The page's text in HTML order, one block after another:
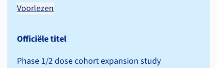
Voorlezen
Officiële titel
Phase 1/2 dose cohort expansion study